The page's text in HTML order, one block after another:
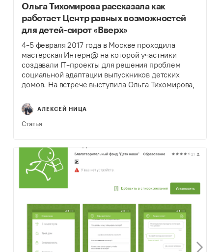
Ольга Тихомирова рассказала как
работает Центр равных возможностей
для детей-сирот «Вверх»
4-5 февраля 2017 года в Москве проходила
мастерская Интерн@ на которой участники
создавали IT-проекты для решения проблем
социальной адаптации выпускников детских
домов. На встрече выступила Ольга Тихомирова,
сирот «Вверх», и рассказала о том, как
работает…
АЛЕКСЕЙ НИЦА
Статья